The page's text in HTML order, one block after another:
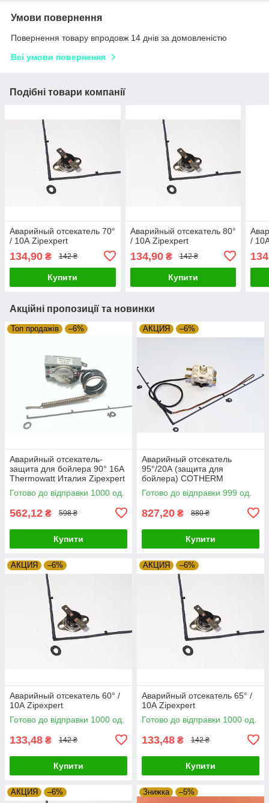
Умови повернення
Повернення товару впродовж 14 днів за домовленістю
Всі умови повернення
Подібні товари компанії
Аварийный отсекатель 70°
/ 10А Zipexpert
134,90 ₴ 142 ₴
Купити
Аварийный отсекатель 80°
/ 10А Zipexpert
134,90₴ 142 ₴
Купити
/
Акційні пропозиції та новинки
Топ продажів –6%
Аварийный отсекатель-
защита для бойлера 90° 16А
Thermowatt Италия Zipexpert
Готово до відправки 1000 од.
562,12 ₴ 598 ₴
Купити
АКЦИЯ –6%
Аварийный отсекатель
95°/20А (защита для
бойлера) COTHERM
(Франция) Zipexpert
Готово до відправки 999 од.
827,20 ₴ 880 ₴
Купити
АКЦИЯ –6%
Аварийный отсекатель 60° /
10А Zipexpert
Готово до відправки 1000 од.
133,48 ₴ 142 ₴
Купити
АКЦИЯ –6%
Аварийный отсекатель 65° /
10А Zipexpert
Готово до відправки 1000 од.
133,48 ₴ 142 ₴
Купити
АКЦИЯ –6% Знижка –5%